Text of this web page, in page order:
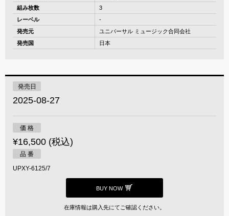
組み枚数
3
レーベル
-
発売元
ユニバーサル ミュージック合同会社
発売国
日本
発売日
2025-08-27
価 格
¥16,500 (税込)
品 番
UPXY-6125/7
BUY NOW
在庫情報は購入先にてご確認ください。